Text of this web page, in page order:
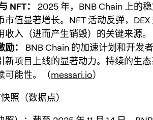
NFT：
2025 年，BNB Chain 上的
市值显著增长。NFT 活动反弹，
收入（进而产生销毁）的关键来源。
：
BNB Chain 的加速计划和开发
新项目上线的显著动力。持续的生
可能性。（messari.io）
照（数据点）